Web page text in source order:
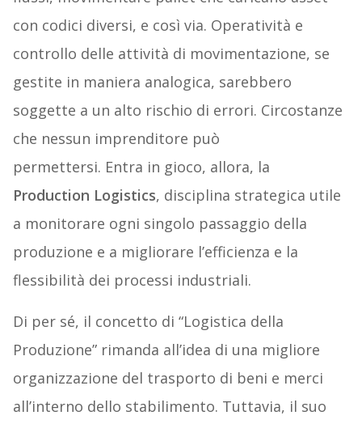
con codici diversi, e così via. Operatività e
controllo delle attività di movimentazione, se
gestite in maniera analogica, sarebbero
soggette a un alto rischio di errori. Circostanze
che nessun imprenditore può
permettersi. Entra in gioco, allora, la
Production Logistics, disciplina strategica utile
a monitorare ogni singolo passaggio della
produzione e a migliorare l’efficienza e la
flessibilità dei processi industriali.
Di per sé, il concetto di “Logistica della
Produzione” rimanda all’idea di una migliore
organizzazione del trasporto di beni e merci
all’interno dello stabilimento. Tuttavia, il suo